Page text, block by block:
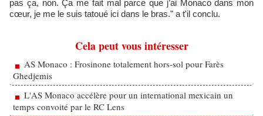
pas ça, non. Ça me fait mal parce que j’ai Monaco dans mon
cœur, je me le suis tatoué ici dans le bras." a t'il conclu.
Cela peut vous intéresser
AS Monaco : Frosinone totalement hors-sol pour Farès
Ghedjemis
L'AS Monaco accélère pour un international mexicain un
temps convoité par le RC Lens